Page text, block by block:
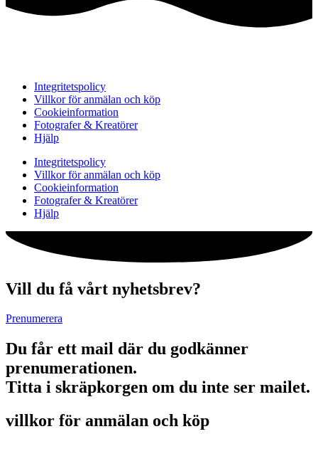
Integritetspolicy
Villkor för anmälan och köp
Cookieinformation
Fotografer & Kreatörer
Hjälp
Integritetspolicy
Villkor för anmälan och köp
Cookieinformation
Fotografer & Kreatörer
Hjälp
Vill du få vårt nyhetsbrev?
Prenumerera
Du får ett mail där du godkänner
prenumerationen.
Titta i skräpkorgen om du inte ser mailet.
villkor för anmälan och köp